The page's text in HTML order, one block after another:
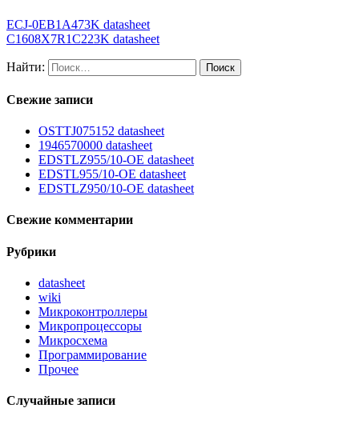
ECJ-0EB1A473K datasheet
C1608X7R1C223K datasheet
Найти:
Свежие записи
OSTTJ075152 datasheet
1946570000 datasheet
EDSTLZ955/10-OE datasheet
EDSTL955/10-OE datasheet
EDSTLZ950/10-OE datasheet
Свежие комментарии
Рубрики
datasheet
wiki
Микроконтроллеры
Микропроцессоры
Микросхема
Программирование
Прочее
Случайные записи